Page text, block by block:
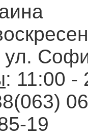
ул.
: 11:00 -
19